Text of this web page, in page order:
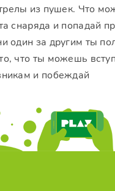
из пушек. Что
снаряда и попадай
один за другим ты
что ты можешь
и побеждай